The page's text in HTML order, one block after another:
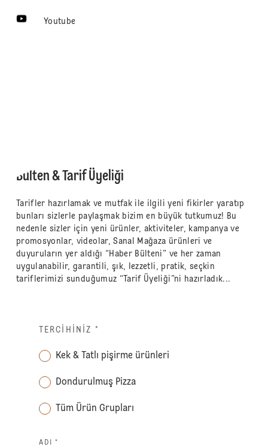
Youtube
Bülten & Tarif Üyeliği
Tarifler hazırlamak ve mutfak ile ilgili yeni fikirler yaratıp
bunları sizlerle paylaşmak bizim en büyük tutkumuz! Bu
nedenle sizler için yeni ürünler, aktiviteler, kampanya ve
promosyonlar, videolar, Sanal Mağaza ürünleri ve
duyuruların yer aldığı “Haber Bülteni” ve her zaman
uygulanabilir, garantili, şık, lezzetli, pratik, seçkin
tariflerimizi sunduğumuz “Tarif Üyeliği”ni hazırladık...
TERCIHINIZ *
Kek & Tatlı pişirme ürünleri
Dondurulmuş Pizza
Tüm Ürün Grupları
ADI *